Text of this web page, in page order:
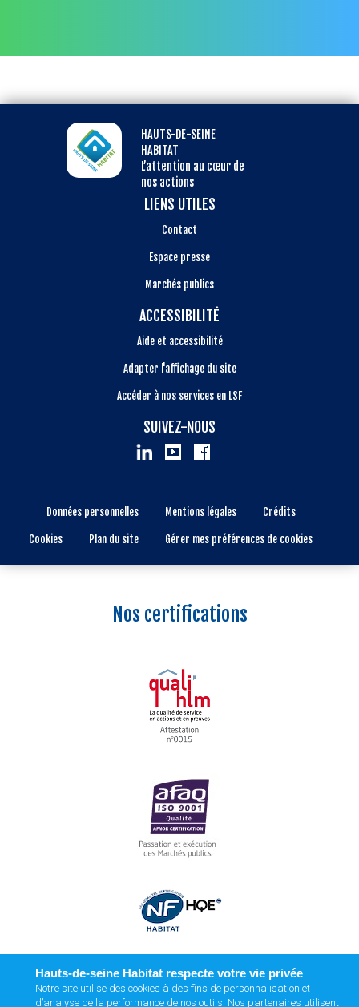
HAUTS-DE-SEINE
HABITAT
L’attention au cœur de
nos actions
LIENS UTILES
Contact
Espace presse
Marchés publics
ACCESSIBILITÉ
Aide et accessibilité
Adapter l'affichage du site
Accéder à nos services en LSF
SUIVEZ-NOUS
Données personnelles Mentions légales Crédits
Cookies Plan du site Gérer mes préférences de cookies
Nos certifications
Hauts-de-seine Habitat respecte votre vie privée
Notre site utilise des cookies à des fins de personnalisation et
d’analyse de la performance de nos outils. Nos partenaires utilisent